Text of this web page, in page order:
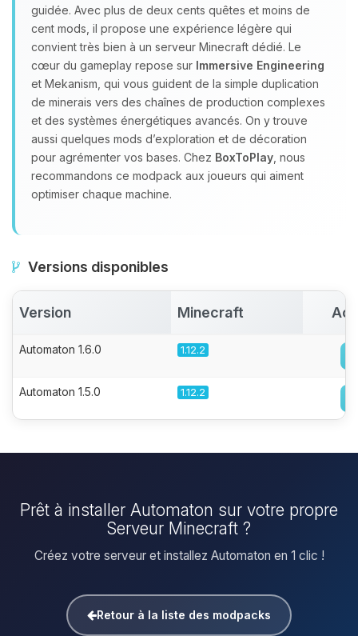
guidée. Avec plus de deux cents quêtes et moins de
cent mods, il propose une expérience légère qui
convient très bien à un serveur Minecraft dédié. Le
cœur du gameplay repose sur Immersive Engineering
et Mekanism, qui vous guident de la simple duplication
de minerais vers des chaînes de production complexes
et des systèmes énergétiques avancés. On y trouve
aussi quelques mods d’exploration et de décoration
pour agrémenter vos bases. Chez BoxToPlay , nous
recommandons ce modpack aux joueurs qui aiment
optimiser chaque machine.
Versions disponibles
Version Minecraft
Automaton 1.6.0 1.12.2
Automaton 1.5.0 1.12.2
Prêt à installer Automaton sur votre propre
Serveur Minecraft ?
Créez votre serveur et installez Automaton en 1 clic !
Retour à la liste des modpacks